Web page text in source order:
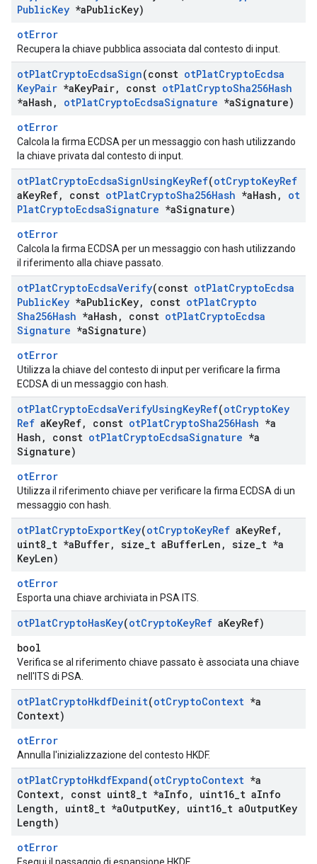
PublicKey *aPublicKey)
otError
Recupera la chiave pubblica associata dal contesto di input.
otPlatCryptoEcdsaSign(const otPlatCryptoEcdsa
KeyPair *aKeyPair, const otPlatCryptoSha256Hash
*aHash , otPlatCryptoEcdsaSignature *aSignature)
otError
Calcola la firma ECDSA per un messaggio con hash utilizzando
la chiave privata dal contesto di input.
otPlatCryptoEcdsaSignUsingKeyRef(otCryptoKeyRef
aKeyRef, const otPlatCryptoSha256Hash *aHash ,
ot
PlatCryptoEcdsaSignature *aSignature)
otError
Calcola la firma ECDSA per un messaggio con hash utilizzando
il riferimento alla chiave passato.
otPlatCryptoEcdsaVerify(const otPlatCryptoEcdsa
PublicKey *aPublicKey, const otPlatCrypto
Sha256Hash *aHash , const otPlatCryptoEcdsa
Signature *aSignature)
otError
Utilizza la chiave del contesto di input per verificare la firma
ECDSA di un messaggio con hash.
otPlatCryptoEcdsaVerifyUsingKeyRef(otCryptoKey
Ref aKeyRef, const otPlatCryptoSha256Hash *a
Hash , const otPlatCryptoEcdsaSignature *a
Signature)
otError
Utilizza il riferimento chiave per verificare la firma ECDSA di un
messaggio con hash.
otPlatCryptoExportKey(otCryptoKeyRef aKeyRef,
uint8 t *aBuffer, size t aBufferLen , size t *a
KeyLen)
otError
Esporta una chiave archiviata in PSA ITS.
otPlatCryptoHasKey(otCryptoKeyRef aKeyRef)
bool
Verifica se al riferimento chiave passato è associata una chiave
nell'ITS di PSA.
otPlatCryptoHkdfDeinit(otCryptoContext *a
Context)
otError
Annulla l'inizializzazione del contesto HKDF.
otPlatCryptoHkdfExpand(otCryptoContext *a
Context, const uint8 t *aInfo , uint16 t aInfo
Length , uint8 t *aOutputKey, uint16 t aOutputKey
Length)
otError